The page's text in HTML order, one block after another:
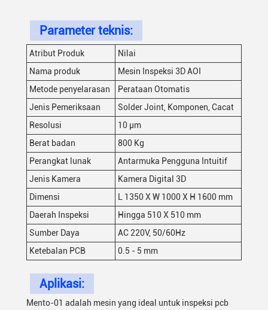
Parameter teknis:
Atribut Produk
Nilai
Nama produk
Mesin Inspeksi 3D AOI
Metode penyelarasan
Perataan Otomatis
Jenis Pemeriksaan
Solder Joint, Komponen, Cacat
Resolusi
10 μm
Berat badan
800 Kg
Perangkat lunak
Antarmuka Pengguna Intuitif
Jenis Kamera
Kamera Digital 3D
Dimensi
L 1350 X W 1000 X H 1600 mm
Daerah Inspeksi
Hingga 510 X 510 mm
Sumber Daya
AC 220V, 50/60Hz
Ketebalan PCB
0.5 - 5 mm
Aplikasi:
Mento-01 adalah mesin yang ideal untuk inspeksi pcb